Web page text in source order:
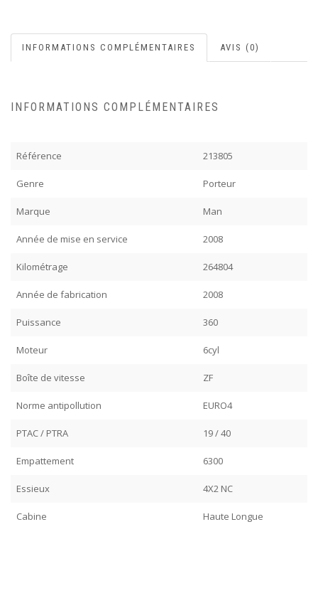
INFORMATIONS COMPLÉMENTAIRES AVIS (0)
INFORMATIONS COMPLÉMENTAIRES
Référence 213805
Genre Porteur
Marque Man
Année de mise en service 2008
Kilométrage 264804
Année de fabrication 2008
Puissance 360
Moteur 6cyl
Boîte de vitesse ZF
Norme antipollution EURO4
PTAC / PTRA 19 / 40
Empattement 6300
Essieux 4X2 NC
Cabine Haute Longue